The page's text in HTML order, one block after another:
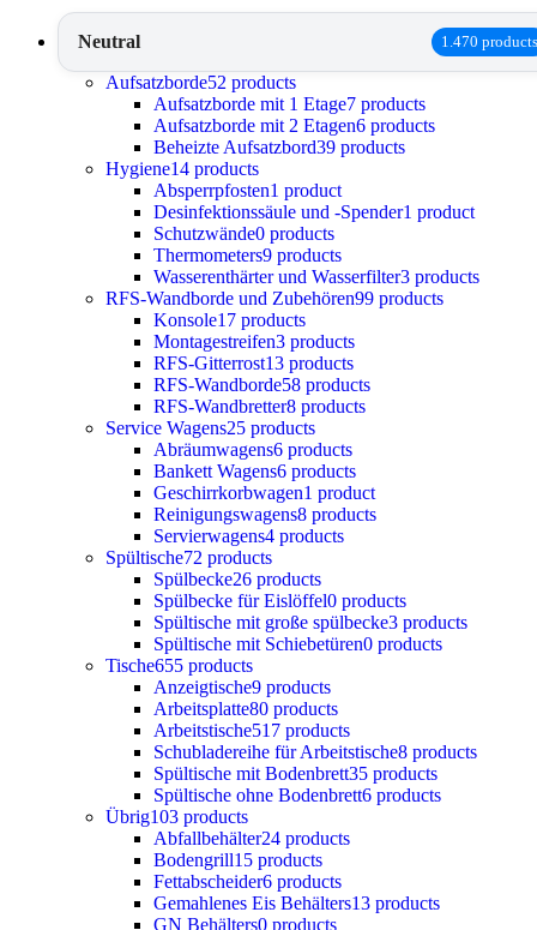
Neutral 1.470 products
Aufsatzborde52 products
Aufsatzborde mit 1 Etage7 products
Aufsatzborde mit 2 Etagen6 products
Beheizte Aufsatzbord39 products
Hygiene14 products
Absperrpfosten1 product
Desinfektionssäule und -Spender1 product
Schutzwände0 products
Thermometers9 products
Wasserenthärter und Wasserfilter3 products
RFS-Wandborde und Zubehören99 products
Konsole17 products
Montagestreifen3 products
RFS-Gitterrost13 products
RFS-Wandborde58 products
RFS-Wandbretter8 products
Service Wagens25 products
Abräumwagens6 products
Bankett Wagens6 products
Geschirrkorbwagen1 product
Reinigungswagens8 products
Servierwagens4 products
Spültische72 products
Spülbecke26 products
Spülbecke für Eislöffel0 products
Spültische mit große spülbecke3 products
Spültische mit Schiebetüren0 products
Tische655 products
Anzeigtische9 products
Arbeitsplatte80 products
Arbeitstische517 products
Schubladereihe für Arbeitstische8 products
Spültische mit Bodenbrett35 products
Spültische ohne Bodenbrett6 products
Übrig103 products
Abfallbehälter24 products
Bodengrill15 products
Fettabscheider6 products
Gemahlenes Eis Behälters13 products
GN Behälters0 products